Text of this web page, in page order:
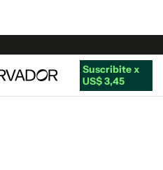
Suscribite x
US$ 3,45